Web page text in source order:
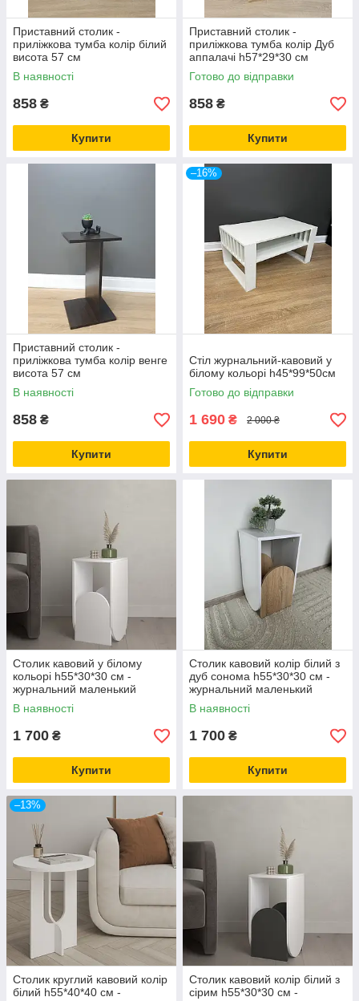
Приставний столик -
приліжкова тумба колір білий
висота 57 см
В наявності
858 ₴
Купити
Приставний столик -
приліжкова тумба колір Дуб
аппалачі h57*29*30 см
Готово до відправки
858 ₴
Купити
Приставний столик -
приліжкова тумба колір венге
висота 57 см
В наявності
858 ₴
Купити
–16%
Стіл журнальний-кавовий у
білому кольорі h45*99*50см
Готово до відправки
1 690 ₴ 2 000 ₴
Купити
Столик кавовий у білому
кольорі h55*30*30 см -
журнальний маленький
столик
В наявності
1 700 ₴
Купити
Столик кавовий колір білий з
дуб сонома h55*30*30 см -
журнальний маленький
столик
В наявності
1 700 ₴
Купити
–13%
Столик круглий кавовий колір
білий h55*40*40 см -
Столик кавовий колір білий з
сірим h55*30*30 см -